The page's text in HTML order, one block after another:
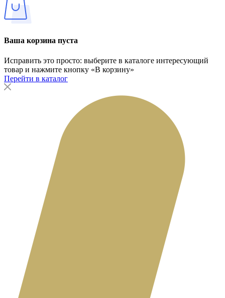
Ваша корзина пуста
Исправить это просто: выберите в каталоге интересующий
товар и нажмите кнопку «В корзину»
Перейти в каталог